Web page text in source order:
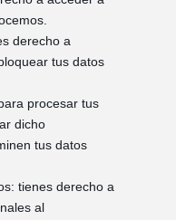
derecho a
tus datos
procesar tus
dicho
tus datos
tienes derecho a
al